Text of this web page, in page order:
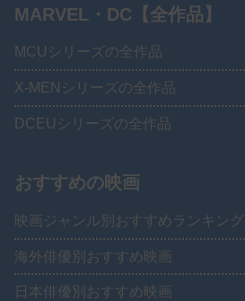
MARVEL・DC【全作品】
MCUシリーズの全作品
X-MENシリーズの全作品
DCEUシリーズの全作品
おすすめの映画
映画ジャンル別おすすめランキング
海外俳優別おすすめ映画
日本俳優別おすすめ映画